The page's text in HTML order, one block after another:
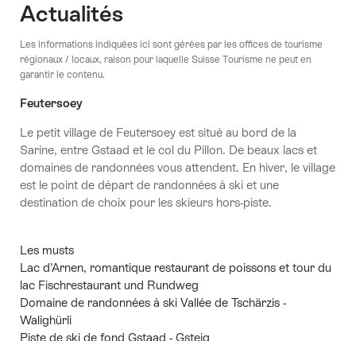
Actualités
Les informations indiquées ici sont gérées par les offices de tourisme
régionaux / locaux, raison pour laquelle Suisse Tourisme ne peut en
garantir le contenu.
Feutersoey
Le petit village de Feutersoey est situé au bord de la
Sarine, entre Gstaad et le col du Pillon. De beaux lacs et
domaines de randonnées vous attendent. En hiver, le village
est le point de départ de randonnées à ski et une
destination de choix pour les skieurs hors-piste.
Les musts
Lac d’Arnen, romantique restaurant de poissons et tour du
lac Fischrestaurant und Rundweg
Domaine de randonnées à ski Vallée de Tschärzis -
Walighürli
Piste de ski de fond Gstaad - Gsteig